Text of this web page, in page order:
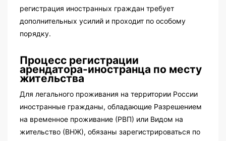
регистрация иностранных граждан требует
дополнительных усилий и проходит по особому
порядку.
Процесс регистрации
арендатора-иностранца по месту
жительства
Для легального проживания на территории России
иностранные гражданы, обладающие Разрешением
на временное проживание (РВП) или Видом на
жительство (ВНЖ), обязаны зарегистрироваться по